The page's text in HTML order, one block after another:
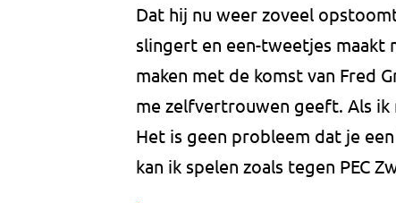
Dat hij nu weer zoveel
slingert en een-tweetjes
maken met de komst van Fred
me zelfvertrouwen geeft. Als ik
Het is geen probleem dat je
kan ik spelen zoals tegen PEC